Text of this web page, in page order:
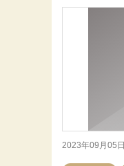
2023年09月05日